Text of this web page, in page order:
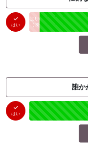
はい
はい
（ 3件）
未投票
誰か
はい
はい
（0件）
未投票